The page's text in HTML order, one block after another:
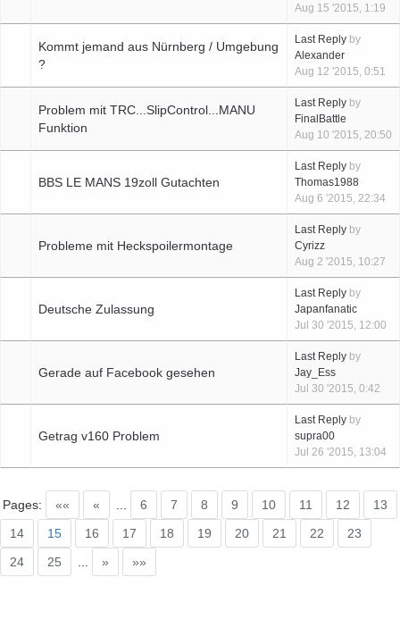
Aug 15 '2015, 1:19
Kommt jemand aus Nürnberg / Umgebung
?
Last Reply by
Alexander
Aug 12 '2015, 0:51
Problem mit TRC...SlipControl...MANU
Funktion
Last Reply by
FinalBattle
Aug 10 '2015, 20:50
BBS LE MANS 19zoll Gutachten
Last Reply by
Thomas1988
Aug 6 '2015, 22:34
Probleme mit Heckspoilermontage
Last Reply by
Cyrizz
Aug 2 '2015, 10:27
Deutsche Zulassung
Last Reply by
Japanfanatic
Jul 30 '2015, 12:00
Gerade auf Facebook gesehen
Last Reply by
Jay_Ess
Jul 30 '2015, 0:42
Getrag v160 Problem
Last Reply by
supra00
Jul 26 '2015, 13:04
Pages: «« « 6 7 8 9 10 11 12
13
14
15 16 17 18 19 20 21 22
23
24
25 » »»